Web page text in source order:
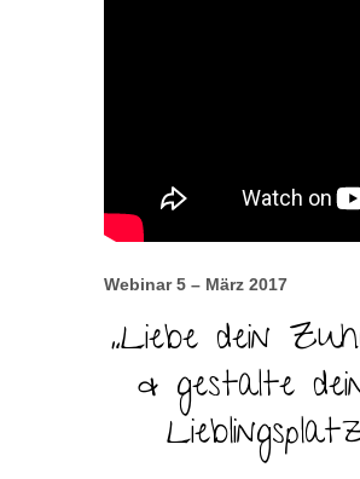
Webinar 5 – März 2017
„Liebe dein
& gestalte